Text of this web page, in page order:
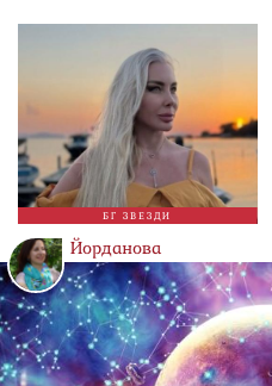
БГ ЗВЕЗДИ
Йорданова